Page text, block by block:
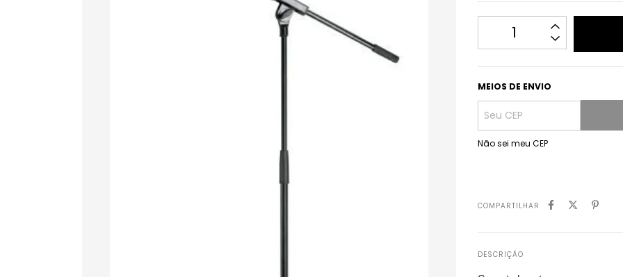
MEIOS DE ENVIO
Não sei meu CEP
COMPARTILHAR
DESCRIÇÃO